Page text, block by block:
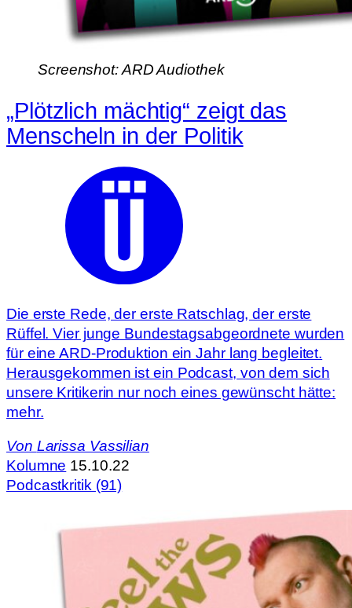
Screenshot: ARD Audiothek
„Plötzlich mächtig“ zeigt das
Menscheln in der Politik
Die erste Rede, der erste Ratschlag, der erste
Rüffel. Vier junge Bundestagsabgeordnete wurden
für eine ARD-Produktion ein Jahr lang begleitet.
Herausgekommen ist ein Podcast, von dem sich
unsere Kritikerin nur noch eines gewünscht hätte:
mehr.
Von Larissa Vassilian
Kolumne 15.10.22
Podcastkritik (91)